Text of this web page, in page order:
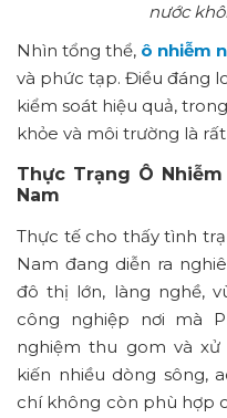
nước
Nhìn tổng thể, ô nhiễm
và phức tạp. Điều đáng
kiểm soát hiệu quả,
khỏe và môi trường là rất
Thực Trạng Ô
Nam
Thực tế cho thấy tình
Nam đang diễn ra
đô thị lớn, làng nghề,
công nghiệp nơi mà
nghiệm thu gom và
kiến nhiều dòng sông,
chí không còn phù hợp